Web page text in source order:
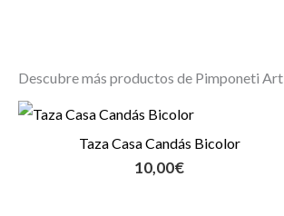
Descubre más productos de Pimponeti Art
Taza Casa Candás Bicolor
10,00€